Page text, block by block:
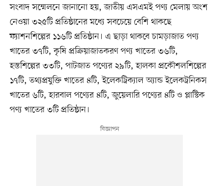
সংবাদ সম্মেলনে জানানো হয়, জাতীয় এসএমই পণ্য মেলায় অংশ
নেওয়া ৩২৫টি প্রতিষ্ঠানের মধ্যে সবচেয়ে বেশি থাকছে
ফ্যাশনশিল্পের ১১৬টি প্রতিষ্ঠান। এ ছাড়া থাকবে চামড়াজাত পণ্য
খাতের ৩৭টি, কৃষি প্রক্রিয়াজাতকরণ পণ্য খাতের ৩৬টি,
হস্তশিল্পের ৩৩টি, পাটজাত পণ্যের ২৯টি, হালকা প্রকৌশলশিল্পের
১৭টি, তথ্যপ্রযুক্তি খাতের ৪টি, ইলেকট্রিক্যাল অ্যান্ড ইলেকট্রনিকস
খাতের ৬টি, হারবাল পণ্যের ৪টি, জুয়েলারি পণ্যের ৪টি ও প্লাস্টিক
পণ্য খাতের ৩টি প্রতিষ্ঠান।